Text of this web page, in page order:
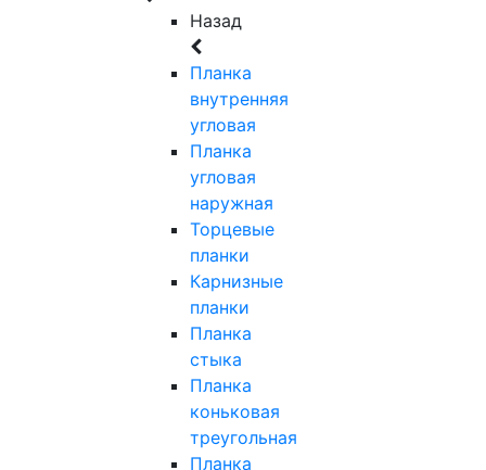
Назад
Планка
внутренняя
угловая
Планка
угловая
наружная
Торцевые
планки
Карнизные
планки
Планка
стыка
Планка
коньковая
треугольная
Планка